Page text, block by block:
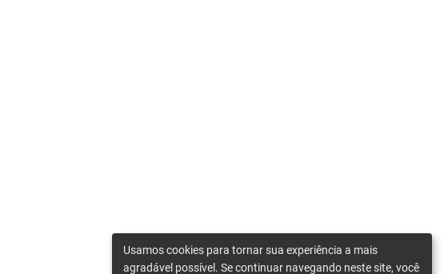
Usamos cookies para tornar sua experiência a mais
agradável possível. Se continuar navegando neste site, você